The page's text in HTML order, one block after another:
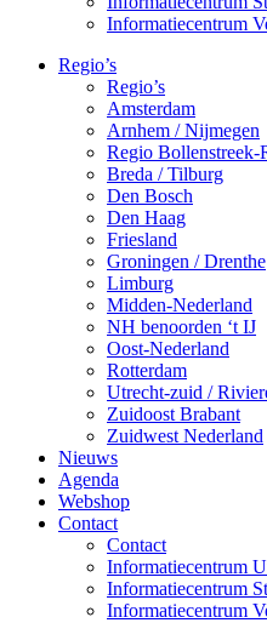
Informatiecentrum
Regio’s
Regio’s
Amsterdam
Arnhem / Nijmegen
Regio Bollenstreek-
Breda / Tilburg
Den Bosch
Den Haag
Friesland
Groningen / Drenthe
Limburg
Midden-Nederland
NH benoorden ‘t IJ
Oost-Nederland
Rotterdam
Utrecht-zuid /
Zuidoost Brabant
Zuidwest Nederland
Nieuws
Agenda
Webshop
Contact
Contact
Informatiecentrum
Informatiecentrum
Informatiecentrum